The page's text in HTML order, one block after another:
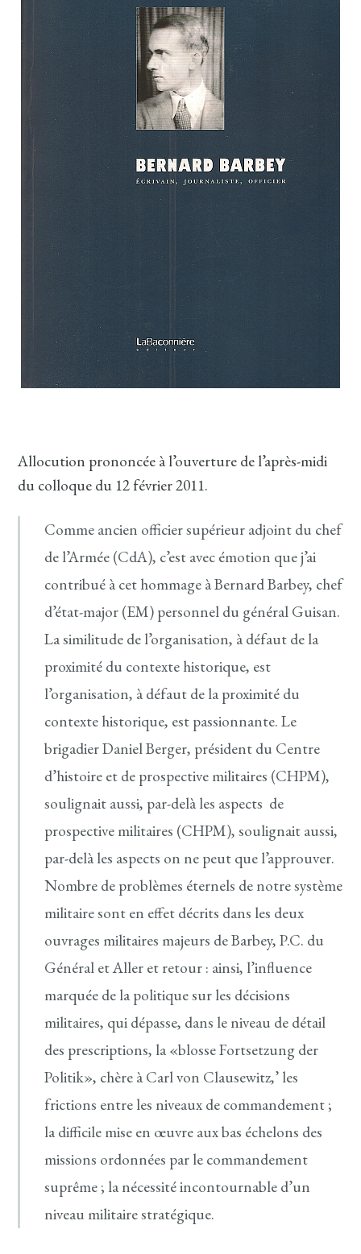
Allocution prononcée à l’ouverture de l’après-midi
du colloque du 12 février 2011.
Comme ancien officier supérieur adjoint du chef
de l’Armée (CdA), c’est avec émotion que j’ai
contribué à cet hommage à Bernard Barbey, chef
d’état-major (EM) personnel du général Guisan.
La similitude de l’organisation, à défaut de la
proximité du contexte historique, est
l’organisation, à défaut de la proximité du
contexte historique, est passionnante. Le
brigadier Daniel Berger, président du Centre
d’histoire et de prospective militaires (CHPM),
soulignait aussi, par-delà les aspects de
prospective militaires (CHPM), soulignait aussi,
par-delà les aspects on ne peut que l’approuver.
Nombre de problèmes éternels de notre système
militaire sont en effet décrits dans les deux
ouvrages militaires majeurs de Barbey, P.C. du
Général et Aller et retour : ainsi, l’influence
marquée de la politique sur les décisions
militaires, qui dépasse, dans le niveau de détail
des prescriptions, la «blosse Fortsetzung der
Politik», chère à Carl von Clausewitz,’ les
frictions entre les niveaux de commandement ;
la difficile mise en œuvre aux bas échelons des
missions ordonnées par le commandement
suprême ; la nécessité incontournable d’un
niveau militaire stratégique.